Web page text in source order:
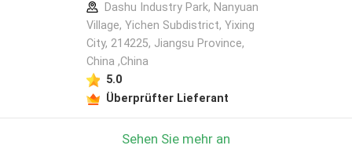
Dashu Industry Park, Nanyuan
Village, Yichen Subdistrict, Yixing
City, 214225, Jiangsu Province,
China ,China
5.0
Überprüfter Lieferant
Sehen Sie mehr an